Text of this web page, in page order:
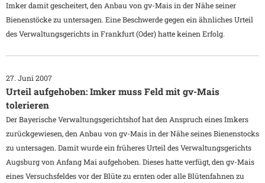
Imker damit gescheitert, den Anbau von gv-Mais in der Nähe seiner
Bienenstöcke zu untersagen. Eine Beschwerde gegen ein ähnliches Urteil
des Verwaltungsgerichts in Frankfurt (Oder) hatte keinen Erfolg.
27. Juni 2007
Urteil aufgehoben: Imker muss Feld mit gv-Mais
tolerieren
Der Bayerische Verwaltungsgerichtshof hat den Anspruch eines Imkers
zurückgewiesen, den Anbau von gv-Mais in der Nähe seines Bienenstocks
zu untersagen. Damit wurde ein früheres Urteil des Verwaltungsgerichts
Augsburg von Anfang Mai aufgehoben. Dieses hatte verfügt, den gv-Mais
eines Versuchsfeldes vor der Blüte zu ernten oder alle Blütenfahnen zu